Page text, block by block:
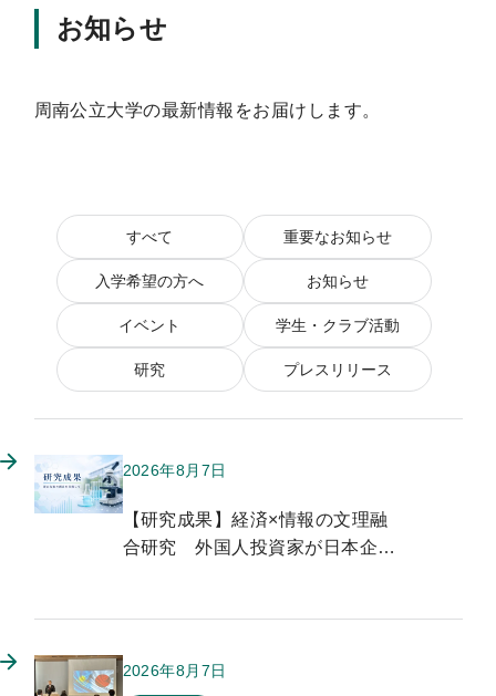
お知らせ
周南公立大学の最新情報をお届けします。
すべて 重要なお知らせ
入学希望の方へ お知らせ
イベント 学生・クラブ活動
研究 プレスリリース
2026年8月7日
このお知らせのカテゴリー
【研究成果】経済×情報の文理融
合研究 外国人投資家が日本企業
2026年8月7日
このお知らせのカテゴリー